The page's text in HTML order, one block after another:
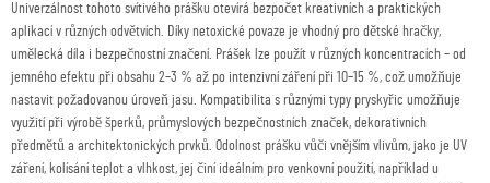
Univerzálnost tohoto svítivého prášku otevírá bezpočet kreativních a praktických
aplikací v různých odvětvích. Díky netoxické povaze je vhodný pro dětské hračky,
umělecká díla i bezpečnostní značení. Prášek lze použít v různých koncentracích – od
jemného efektu při obsahu 2–3 % až po intenzivní záření při 10–15 %, což umožňuje
nastavit požadovanou úroveň jasu. Kompatibilita s různými typy pryskyřic umožňuje
využití při výrobě šperků, průmyslových bezpečnostních značek, dekorativních
předmětů a architektonických prvků. Odolnost prášku vůči vnějším vlivům, jako je UV
záření, kolísání teplot a vlhkost, jej činí ideálním pro venkovní použití, například u